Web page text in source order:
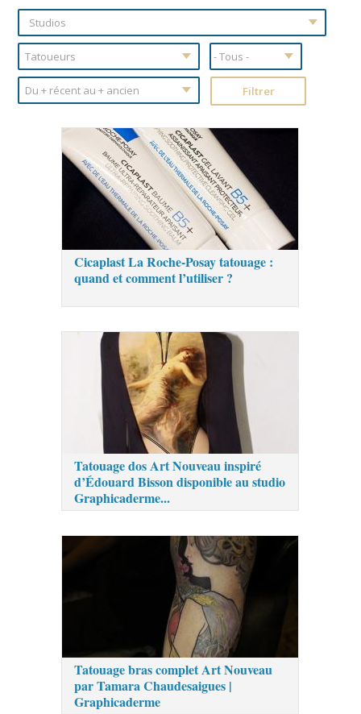
Cicaplast La Roche-Posay tatouage :
quand et comment l’utiliser ?
Tatouage dos Art Nouveau inspiré
d’Édouard Bisson disponible au studio
Graphicaderme...
Tatouage bras complet Art Nouveau
par Tamara Chaudesaigues |
Graphicaderme